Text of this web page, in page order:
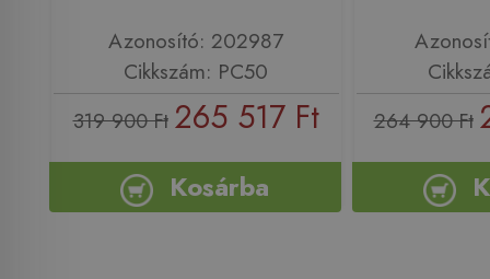
Azonosító: 202987
Cikkszám: PC50
319 900 Ft 265 517 Ft
Kosárba
264 900 Ft